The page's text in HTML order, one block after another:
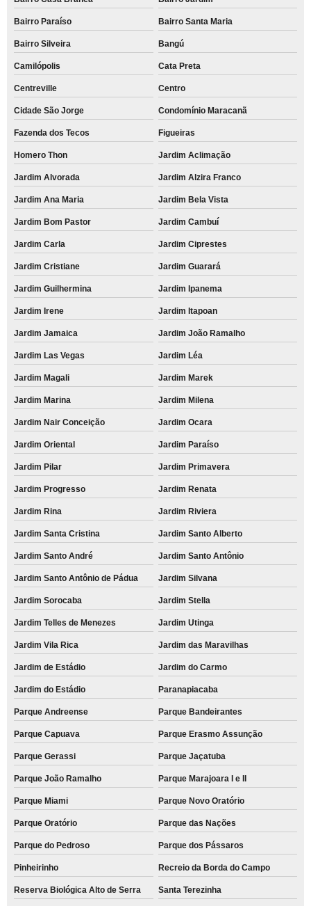
Bairro Paraíso Bairro Santa Maria
Bairro Silveira Bangú
Camilópolis Cata Preta
Centreville Centro
Cidade São Jorge Condomínio Maracanã
Fazenda dos Tecos Figueiras
Homero Thon Jardim Aclimação
Jardim Alvorada Jardim Alzira Franco
Jardim Ana Maria Jardim Bela Vista
Jardim Bom Pastor Jardim Cambuí
Jardim Carla Jardim Ciprestes
Jardim Cristiane Jardim Guarará
Jardim Guilhermina Jardim Ipanema
Jardim Irene Jardim Itapoan
Jardim Jamaica Jardim João Ramalho
Jardim Las Vegas Jardim Léa
Jardim Magali Jardim Marek
Jardim Marina Jardim Milena
Jardim Nair Conceição Jardim Ocara
Jardim Oriental Jardim Paraíso
Jardim Pilar Jardim Primavera
Jardim Progresso Jardim Renata
Jardim Rina Jardim Riviera
Jardim Santa Cristina Jardim Santo Alberto
Jardim Santo André Jardim Santo Antônio
Jardim Santo Antônio de Pádua Jardim Silvana
Jardim Sorocaba Jardim Stella
Jardim Telles de Menezes Jardim Utinga
Jardim Vila Rica Jardim das Maravilhas
Jardim de Estádio Jardim do Carmo
Jardim do Estádio Paranapiacaba
Parque Andreense Parque Bandeirantes
Parque Capuava Parque Erasmo Assunção
Parque Gerassi Parque Jaçatuba
Parque João Ramalho Parque Marajoara I e II
Parque Miami Parque Novo Oratório
Parque Oratório Parque das Nações
Parque do Pedroso Parque dos Pássaros
Pinheirinho Recreio da Borda do Campo
Reserva Biológica Alto de Serra Santa Terezinha